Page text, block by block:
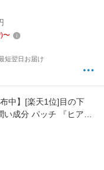
ープ 300ml クンダル
&
〜
短翌日お届け
中】[楽天1位]目の下
い成分 パッチ 『ヒアロ
適工房 目の下用 ニー
に貼る 目元パック 目の
ドルパッチ おかいもの
ン